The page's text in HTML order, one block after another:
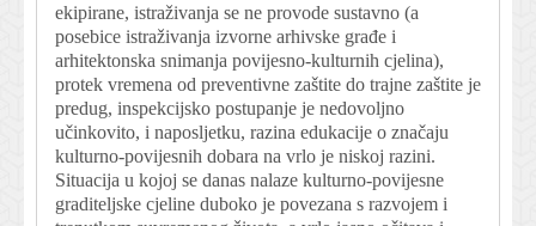
ekipirane, istraživanja se ne provode sustavno (a
posebice istraživanja izvorne arhivske građe i
arhitektonska snimanja povijesno-kulturnih cjelina),
protek vremena od preventivne zaštite do trajne zaštite je
predug, inspekcijsko postupanje je nedovoljno
učinkovito, i naposljetku, razina edukacije o značaju
kulturno-povijesnih dobara na vrlo je niskoj razini.
Situacija u kojoj se danas nalaze kulturno-povijesne
graditeljske cjeline duboko je povezana s razvojem i